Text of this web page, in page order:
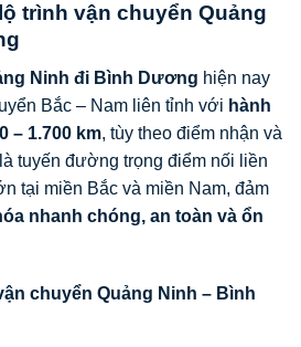
trình vận chuyển Quảng
Ninh đi Bình Dương hiện nay
Bắc – Nam liên tỉnh với hành
– 1.700 km, tùy theo điểm nhận và
tuyến đường trọng điểm nối liền
tại miền Bắc và miền Nam, đảm
nhanh chóng, an toàn và ổn
chuyển Quảng Ninh – Bình